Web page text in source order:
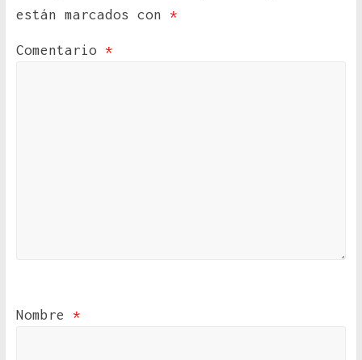
están marcados con *
Comentario *
Nombre *